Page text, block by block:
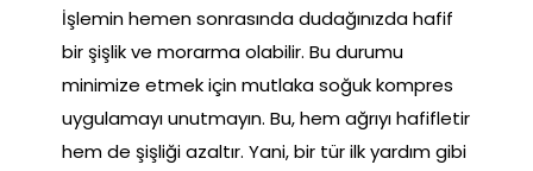
İşlemin hemen sonrasında dudağınızda hafif
bir şişlik ve morarma olabilir. Bu durumu
minimize etmek için mutlaka soğuk kompres
uygulamayı unutmayın. Bu, hem ağrıyı hafifletir
hem de şişliği azaltır. Yani, bir tür ilk yardım gibi